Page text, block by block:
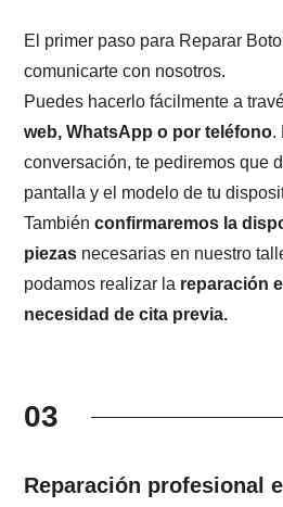
El primer paso para Reparar
comunicarte con nosotros.
Puedes hacerlo fácilmente a
web, WhatsApp o por teléfono.
conversación, te pediremos que
pantalla y el modelo de tu
Tambiénconfirmaremos la
piezas necesarias en nuestro
podamos realizar la reparación
necesidad de cita previa.
03
Reparación profesional